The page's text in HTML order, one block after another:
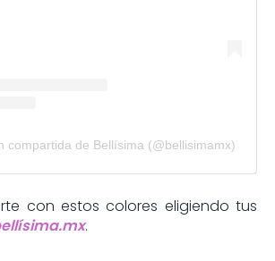
compartida de Bellísima (@bellisimamx)
con estos colores eligiendo tus
.